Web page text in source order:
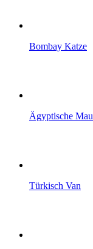
Bombay Katze
Ägyptische Mau
Türkisch Van